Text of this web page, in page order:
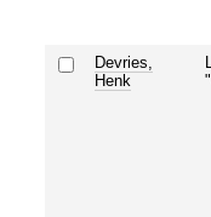
Devries,
Henk